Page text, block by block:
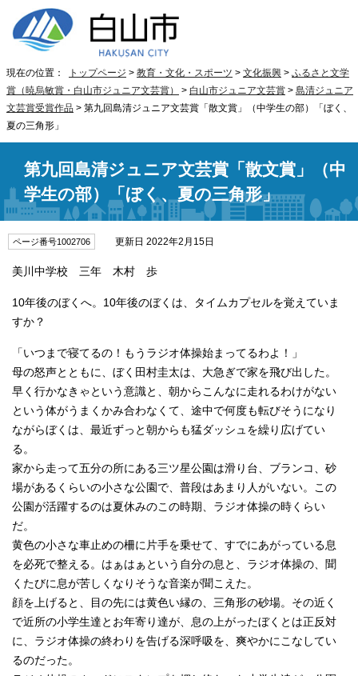
現在の位置： トップページ > 教育・文化・スポーツ > 文化振興 > ふるさと文学
賞（暁烏敏賞・白山市ジュニア文芸賞）
> 白山市ジュニア文芸賞 > 島清ジュニア
文芸賞受賞作品 > 第九回島清ジュニア文芸賞「散文賞」（中学生の部）「ぼく、
夏の三角形」
第九回島清ジュニア文芸賞「散文賞」（中
学生の部）「ぼく、夏の三角形」
ページ番号1002706 更新日 2022年2月15日
美川中学校 三年 木村 歩
10年後のぼくへ。10年後のぼくは、タイムカプセルを覚えていま
すか？
「いつまで寝てるの！もうラジオ体操始まってるわよ！」
母の怒声とともに、ぼく田村圭太は、大急ぎで家を飛び出した。
早く行かなきゃという意識と、朝からこんなに走れるわけがない
という体がうまくかみ合わなくて、途中で何度も転びそうになり
ながらぼくは、最近ずっと朝からも猛ダッシュを繰り広げてい
る。
家から走って五分の所にある三ツ星公園は滑り台、ブランコ、砂
場があるくらいの小さな公園で、普段はあまり人がいない。この
公園が活躍するのは夏休みのこの時期、ラジオ体操の時くらい
だ。
黄色の小さな車止めの柵に片手を乗せて、すでにあがっている息
を必死で整える。はぁはぁという自分の息と、ラジオ体操の、聞
くたびに息が苦しくなりそうな音楽が聞こえた。
顔を上げると、目の先には黄色い縁の、三角形の砂場。その近く
で近所の小学生達とお年寄り達が、息の上がったぼくとは正反対
に、ラジオ体操の終わりを告げる深呼吸を、爽やかにこなしてい
るのだった。